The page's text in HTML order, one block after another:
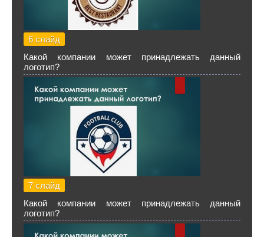
6 слайд
Какой компании может принадлежать данный
логотип?
7 слайд
Какой компании может принадлежать данный
логотип?